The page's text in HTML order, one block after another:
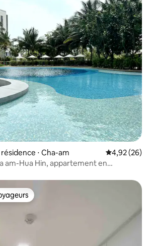
⋅ Cha-am Évaluation
4,92 (26)
am-Hua Hin, appartement en